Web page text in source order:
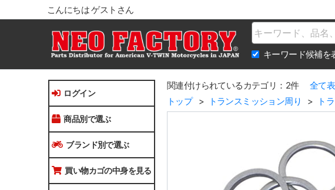
こんにちは ゲストさん
Name
キーワード候補を
ログイン
商品別で選ぶ
ブランド別で選ぶ
買い物カゴの中身を見る
関連付けられているカテゴリ：2件
全て
トップ
トランスミッション周り ト